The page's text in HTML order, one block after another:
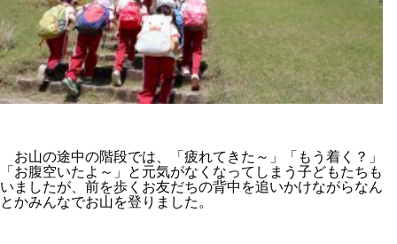
お山の途中の階段では、「疲れてきた～」「もう着く？」
「お腹空いたよ～」と元気がなくなってしまう子どもたちも
いましたが、前を歩くお友だちの背中を追いかけながらなん
とかみんなでお山を登りました。